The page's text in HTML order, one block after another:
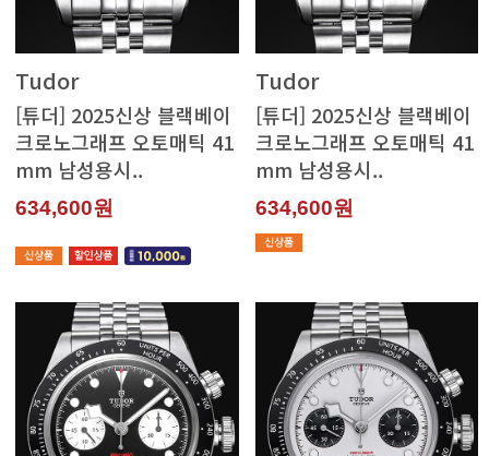
Tudor
mm 남성용시..
634,600원
Tudor
mm 남성용시..
634,600원